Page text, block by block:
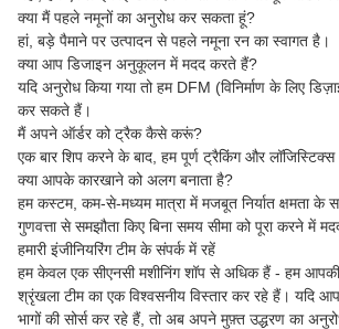
क्या मैं पहले नमूनों का अनुरोध कर सकता हूं?
हां, बड़े पैमाने पर उत्पादन से पहले नमूना रन का स्वागत है।
क्या आप डिजाइन अनुकूलन में मदद करते हैं?
यदि अनुरोध किया गया तो हम DFM (विनिर्माण के लिए
कर सकते हैं।
मैं अपने ऑर्डर को ट्रैक कैसे करूं?
एक बार शिप करने के बाद, हम पूर्ण ट्रैकिंग और
क्या आपके कारखाने को अलग बनाता है?
हम कस्टम, कम-से-मध्यम मात्रा में मजबूत निर्यात क्षमता
गुणवत्ता से समझौता किए बिना समय सीमा को पूरा करने में
हमारी इंजीनियरिंग टीम के संपर्क में रहें
हम केवल एक सीएनसी मशीनिंग शॉप से ​​अधिक हैं - हम आपकी
श्रृंखला टीम का एक विश्वसनीय विस्तार कर रहे हैं। यदि
भागों की सोर्स कर रहे हैं, तो अब अपने मुफ़्त उद्धरण का